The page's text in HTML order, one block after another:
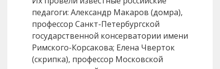
педагоги: Александр Макаров (домра),
профессор Санкт-Петербургской
государственной консерватории имени
Римского-Корсакова; Елена Чверток
(скрипка), профессор Московской